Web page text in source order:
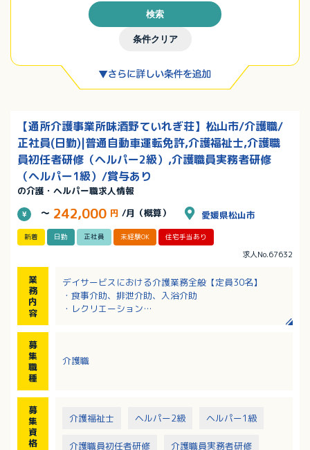
条件クリア
検索
【通所介護事業所味酒野ていれぎ荘】松山市/介護職/
正社員(日勤)|普通自動車運転免許,介護福祉士,介護職
員初任者研修（ヘルパー2級）,介護職員実務者研修
（ヘルパー1級）/賞与あり
の介護・ヘルパー職求人情報
～ 242,000 円 /月（概算） 愛媛県松山市
新着 日勤 正社員 未経験OK 住宅手当あり
求人No.67632
業
務
内
容
デイサービスにおける介護業務全般【定員30名】
・食事介助、排泄介助、入浴介助
・レクリエーション
・平均介護度：2.0程度
募
集
職
種
介護職
募
集
資
格
介護福祉士 ヘルパー2級 ヘルパー1級
介護職員初任者研修 介護職員実務者研修